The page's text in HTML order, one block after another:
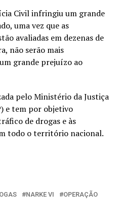
Civil infringiu um grande
uma vez que as
avaliadas em dezenas de
não serão mais
grande prejuízo ao
pelo Ministério da Justiça
e tem por objetivo
de drogas e às
todo o território nacional.
NARKE VI
OPERAÇÃO